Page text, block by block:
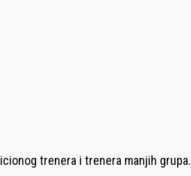
trenera i trenera manjih grupa.